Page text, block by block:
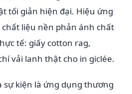
tối giản hiện đại. Hiệu ứng
liệu nền phản ánh chất
tế: giấy cotton rag,
vải lanh thật cho in giclée.
sự kiện là ứng dụng thương